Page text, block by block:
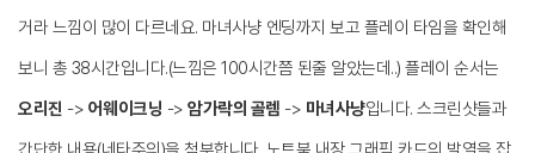
거라 느낌이 많이 다르네요. 마녀사냥 엔딩까지 보고 플레이 타임을 확인해
보니 총 38시간입니다.(느낌은 100시간쯤 된줄 알았는데..) 플레이 순서는
오리진 -> 어웨이크닝 -> 암가락의 골렘 -> 마녀사냥입니다. 스크린샷들과